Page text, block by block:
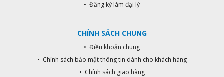
• Đăng ký làm đại lý
CHÍNH SÁCH CHUNG
• Điều khoản chung
• Chính sách bảo mật thông tin dành cho khách hàng
• Chính sách giao hàng